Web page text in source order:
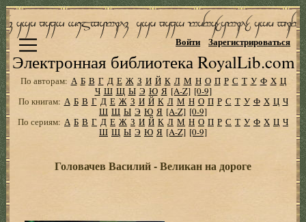
Электронная библиотека RoyalLib.com
Войти Зарегистрироваться
По авторам: А Б В Г Д Е Ж З И Й К Л М Н О П Р С Т У Ф Х Ц
Ч Ш Щ Ы Э Ю Я [A-Z] [0-9]
По книгам: А Б В Г Д Е Ж З И Й К Л М Н О П Р С Т У Ф Х Ц Ч
Ш Щ Ы Э Ю Я [A-Z] [0-9]
По сериям: А Б В Г Д Е Ж З И Й К Л М Н О П Р С Т У Ф Х Ц Ч
Ш Щ Ы Э Ю Я [A-Z] [0-9]
Головачев Василий - Великан на дороге